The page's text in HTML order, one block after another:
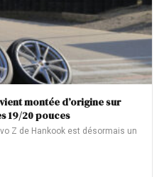
montée d’origine sur
19/20 pouces
Z de Hankook est désormais un